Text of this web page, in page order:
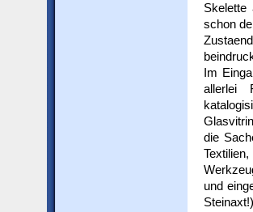
Skelette
schon
Im
allerlei
die
und